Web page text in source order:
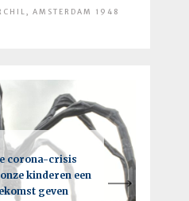
AMSTERDAM 1948
corona-crisis
kinderen een
geven
lockdown: hoe
een kick-ass
kan leiden
de regels breken,
je de EU bent